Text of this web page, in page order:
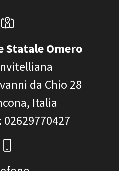
Statale Omero
da Chio 28
Italia
: 02629770427